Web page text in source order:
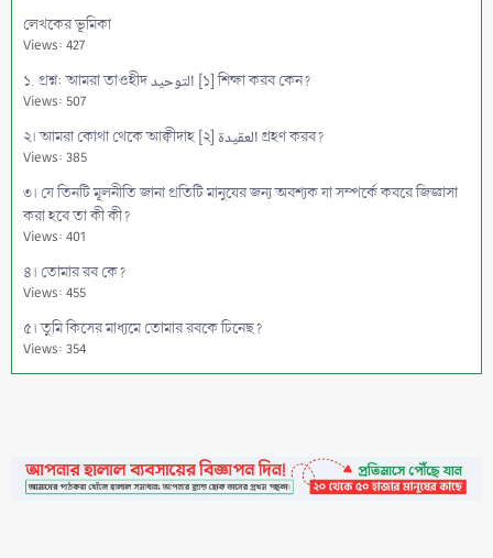
লেখকের ভূমিকা
Views: 427
১. প্রশ্ন: আমরা তাওহীদ التوحيد [১] শিক্ষা করব কেন?
Views: 507
২। আমরা কোথা থেকে আক্বীদাহ [২] العقيدة গ্রহণ করব?
Views: 385
৩। যে তিনটি মূলনীতি জানা প্রতিটি মানুষের জন্য অবশ্যক যা সম্পর্কে কবরে জিজ্ঞাসা
করা হবে তা কী কী?
Views: 401
৪। তোমার রব কে?
Views: 455
৫। তুমি কিসের মাধ্যমে তোমার রবকে চিনেছ?
Views: 354
প্রমাণ কী?
Views: 400